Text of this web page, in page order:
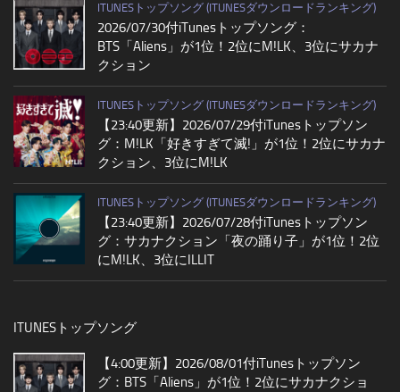
ITUNESトップソング (ITUNESダウンロードランキング)
2026/07/30付iTunesトップソング：
BTS「Aliens」が1位！2位にM!LK、3位にサカナ
クション
ITUNESトップソング (ITUNESダウンロードランキング)
【23:40更新】2026/07/29付iTunesトップソン
グ：M!LK「好きすぎて滅!」が1位！2位にサカナ
クション、3位にM!LK
ITUNESトップソング (ITUNESダウンロードランキング)
【23:40更新】2026/07/28付iTunesトップソン
グ：サカナクション「夜の踊り子」が1位！2位
にM!LK、3位にILLIT
ITUNESトップソング
【4:00更新】2026/08/01付iTunesトップソン
グ：BTS「Aliens」が1位！2位にサカナクショ